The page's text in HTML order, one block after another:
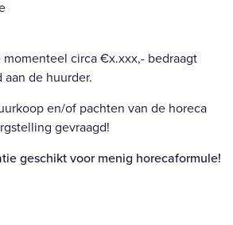
circa €x.xxx,- bedraagt
de huurder.
en/of pachten van de horeca
gevraagd!
geschikt voor menig horecaformule!